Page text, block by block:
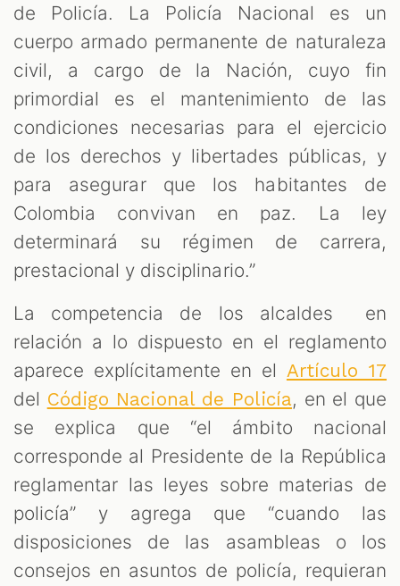
de Policía. La Policía Nacional es un
cuerpo armado permanente de naturaleza
civil, a cargo de la Nación, cuyo fin
primordial es el mantenimiento de las
condiciones necesarias para el ejercicio
de los derechos y libertades públicas, y
para asegurar que los habitantes de
Colombia convivan en paz. La ley
determinará su régimen de carrera,
prestacional y disciplinario.”
La competencia de los alcaldes en
relación a lo dispuesto en el reglamento
aparece explícitamente en el Artículo 17
del Código Nacional de Policía, en el que
se explica que “el ámbito nacional
corresponde al Presidente de la República
reglamentar las leyes sobre materias de
policía” y agrega que “cuando las
disposiciones de las asambleas o los
consejos en asuntos de policía, requieran